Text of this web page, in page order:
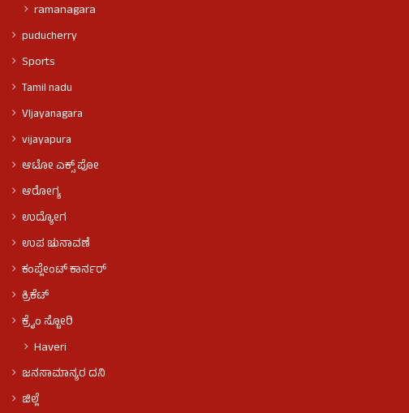
ramanagara
puducherry
Sports
Tamil nadu
VIjayanagara
vijayapura
ಆಟೋ ಎಕ್ಸ್ ಪೋ
ಆರೋಗ್ಯ
ಉದ್ಯೋಗ
ಉಪ ಚುನಾವಣೆ
ಕಂಪ್ಲೇಂಟ್ ಕಾರ್ನರ್
ಕ್ರಿಕೆಟ್
ಕ್ರೈಂ ಸ್ಟೋರಿ
Haveri
ಜನಸಾಮಾನ್ಯರ ದನಿ
ಜಿಲ್ಲೆ